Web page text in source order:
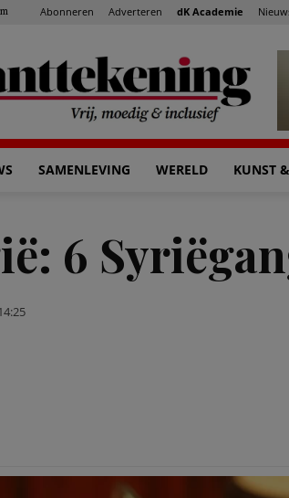
Abonneren Adverteren dK Academie
SAMENLEVING WERELD KUNST
6